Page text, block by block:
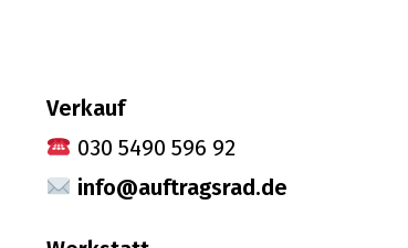
Verkauf
030 5490 596 92
info@auftragsrad.de